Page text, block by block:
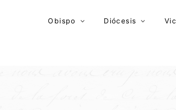
Obispo Diócesis